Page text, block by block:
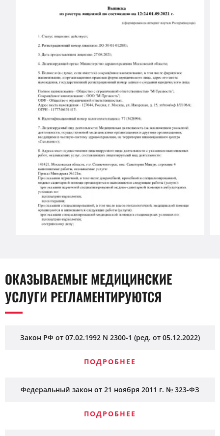
ОКАЗЫВАЕМЫЕ МЕДИЦИНСКИЕ
УСЛУГИ РЕГЛАМЕНТИРУЮТСЯ
Закон РФ от 07.02.1992 N 2300-1 (ред. от 05.12.2022)
ПОДРОБНЕЕ
Федеральный закон от 21 ноября 2011 г. № 323-ФЗ
ПОДРОБНЕЕ